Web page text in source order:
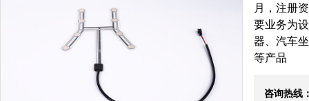
月，注册
要业务为
器、汽车
等产品
咨询热线